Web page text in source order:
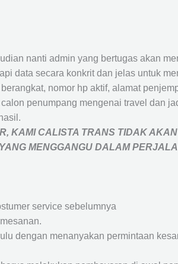
nanti admin yang bertugas akan
data secara konkrit dan jelas untuk
nomor hp aktif, alamat
penumpang mengenai travel dan
KAMI CALISTA TRANS TIDAK
MENGGANGU DALAM
service sebelumnya
dengan menanyakan permintaan